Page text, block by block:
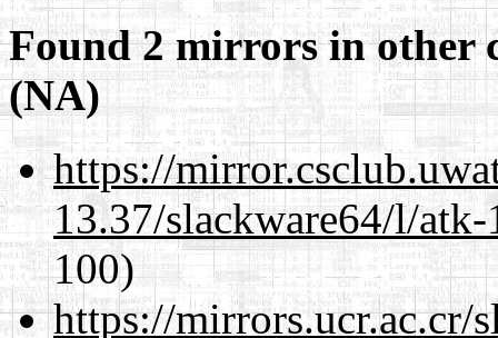
Found 2 mirrors in other
(NA)
https://
13.37/slackware64/l/
100)
https://mirrors.ucr.ac.cr/